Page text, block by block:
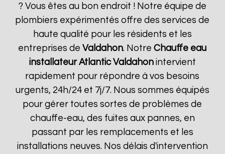
? Vous êtes au bon endroit ! Notre équipe de
plombiers expérimentés offre des services de
haute qualité pour les résidents et les
entreprises deValdahon. NotreChauffe eau
installateur Atlantic Valdahonintervient
rapidement pour répondre à vos besoins
urgents, 24h/24 et 7j/7. Nous sommes équipés
pour gérer toutes sortes de problèmes de
chauffe-eau, des fuites aux pannes, en
passant par les remplacements et les
installations neuves. Nos délais d'intervention